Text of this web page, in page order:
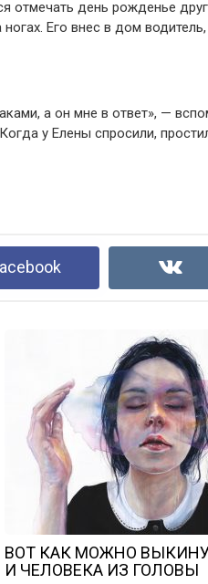
отмечать день рожденье
Его внес в дом
а он мне в ответ», —
у Елены спросили,
ВОТ КАК МОЖНО
И ЧЕЛОВЕКА ИЗ ГОЛОВЫ